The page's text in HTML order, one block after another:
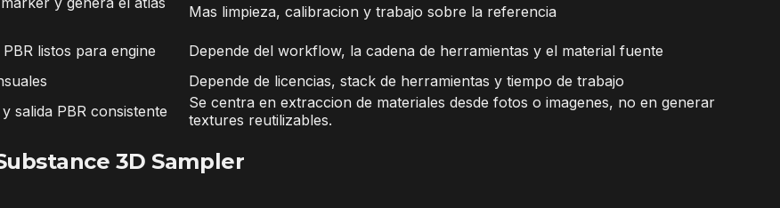
Mas limpieza, calibracion y trabajo sobre la referencia
listos para engine
Depende del workflow, la cadena de herramientas y el material fuente
Depende de licencias, stack de herramientas y tiempo de trabajo
salida PBR consistente
Se centra en extraccion de materiales desde fotos o imagenes, no en generar
textures reutilizables.
3D Sampler